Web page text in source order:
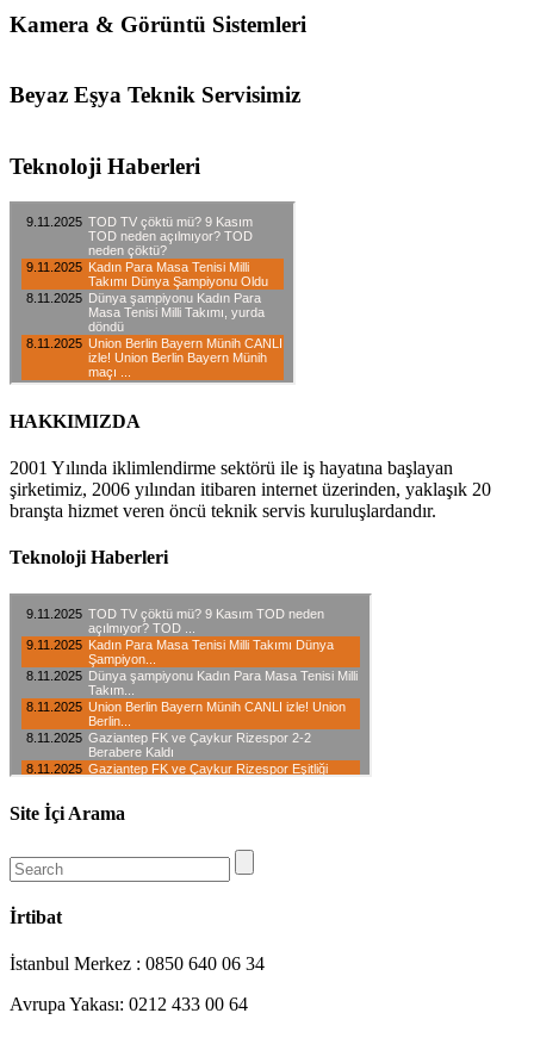
Kamera & Görüntü Sistemleri
Beyaz Eşya Teknik Servisimiz
Teknoloji Haberleri
HAKKIMIZDA
2001 Yılında iklimlendirme sektörü ile iş hayatına başlayan
şirketimiz, 2006 yılından itibaren internet üzerinden, yaklaşık 20
branşta hizmet veren öncü teknik servis kuruluşlardandır.
Teknoloji Haberleri
Site İçi Arama
İrtibat
İstanbul Merkez : 0850 640 06 34
Avrupa Yakası: 0212 433 00 64